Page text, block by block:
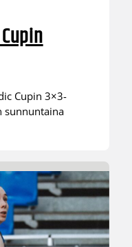
Cupin 3×3-
sunnuntaina